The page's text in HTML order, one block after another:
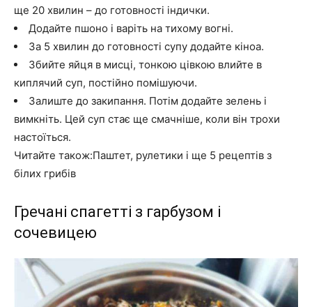
ще 20 хвилин – до готовності індички.
Додайте пшоно і варіть на тихому вогні.
За 5 хвилин до готовності супу додайте кіноа.
Збийте яйця в мисці, тонкою цівкою влийте в
киплячий суп, постійно помішуючи.
Залиште до закипання. Потім додайте зелень і
вимкніть. Цей суп стає ще смачніше, коли він трохи
настоїться.
Читайте також:Паштет, рулетики і ще 5 рецептів з
білих грибів
Гречані спагетті з гарбузом і
сочевицею